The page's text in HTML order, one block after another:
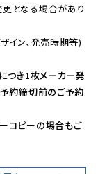
となる場合があり
イン、発売時期等)
つき1枚メーカー発
約締切前のご予約
コピーの場合もご